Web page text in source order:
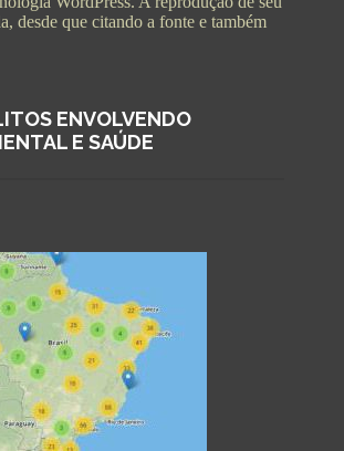
desde que citando a fonte e também
ENVOLVENDO
E SAÚDE